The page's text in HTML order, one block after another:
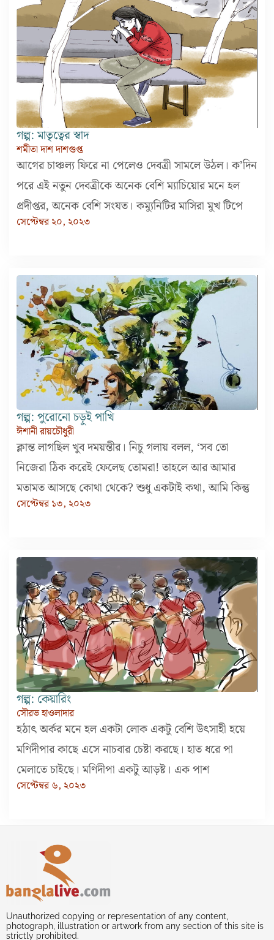
গল্প: মাতৃত্বের স্বাদ
শমীতা দাশ দাশগুপ্ত
আগের চাঞ্চল্য ফিরে না পেলেও দেবত্রী সামলে উঠল। ক’দিন
পরে এই নতুন দেবত্রীকে অনেক বেশি ম্যাচিয়োর মনে হল
প্রদীপ্তর, অনেক বেশি সংযত। কম্যুনিটির মাসিরা মুখ টিপে
সেপ্টেম্বর ২০, ২০২৩
গল্প: পুরোনো চড়ুই পাখি
ঈশানী রায়চৌধুরী
ক্লান্ত লাগছিল খুব দময়ন্তীর। নিচু গলায় বলল, ‘সব তো
নিজেরা ঠিক করেই ফেলেছ তোমরা! তাহলে আর আমার
মতামত আসছে কোথা থেকে? শুধু একটাই কথা, আমি কিন্তু
সেপ্টেম্বর ১৩, ২০২৩
গল্প: কেয়ারিং
সৌরভ হাওলাদার
হঠাৎ অর্কর মনে হল একটা লোক একটু বেশি উৎসাহী হয়ে
মণিদীপার কাছে এসে নাচবার চেষ্টা করছে। হাত ধরে পা
মেলাতে চাইছে। মণিদীপা একটু আড়ষ্ট। এক পাশ
সেপ্টেম্বর ৬, ২০২৩
Unauthorized copying or representation of any content,
photograph, illustration or artwork from any section of this site is
strictly prohibited.